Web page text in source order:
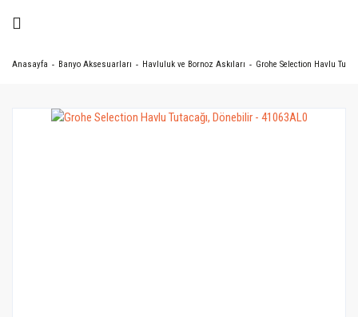
Anasayfa Banyo Aksesuarları Havluluk ve Bornoz Askıları Grohe Selection Havlu